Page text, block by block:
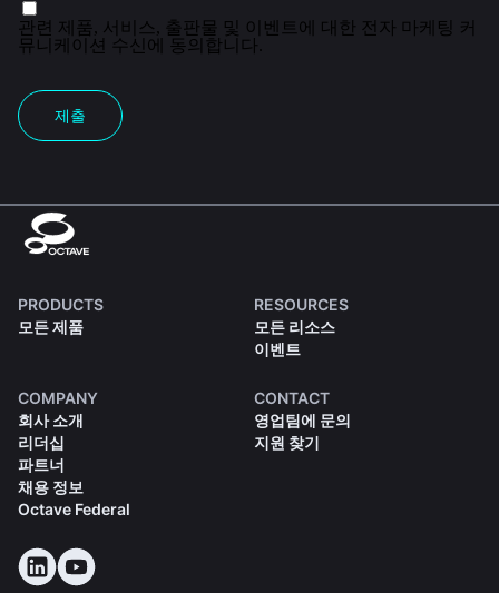
관련 제품, 서비스, 출판물 및 이벤트에 대한 전자 마케팅 커
뮤니케이션 수신에 동의합니다.
제출
PRODUCTS
모든 제품
RESOURCES
모든 리소스
이벤트
COMPANY
회사 소개
리더십
파트너
채용 정보
Octave Federal
CONTACT
영업팀에 문의
지원 찾기